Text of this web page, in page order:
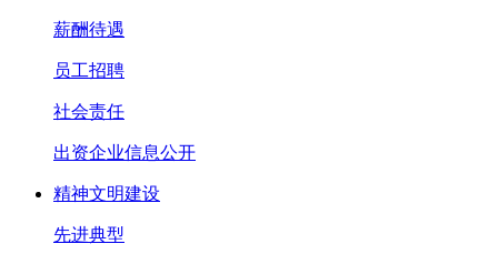
薪酬待遇
员工招聘
社会责任
出资企业信息公开
精神文明建设
先进典型